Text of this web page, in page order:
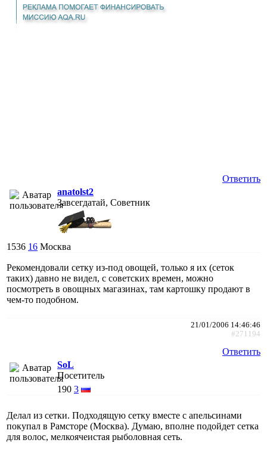
Ответить
anatolst2
Завсегдатай, Советник
1536 16 Москва
Рекомендовали сетку из-под овощей, только я их (сеток
таких) давно не видел, с советских времен, можно
посмотреть в овощных магазинах, там картошку продают в
чем-то подобном.
21/01/2006 14:46:46
#271194
Ответить
SoL
Посетитель
190 3
Делал из сетки. Подходящую сетку вместе с апельсинами
покупал в Рамсторе (Москва). Думаю, вполне подойдет сетка
для волос, мелкоячеистая рыболовная сеть.